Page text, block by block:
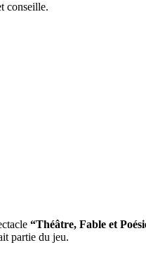
conseille.
“Théâtre, Fable et
partie du jeu.